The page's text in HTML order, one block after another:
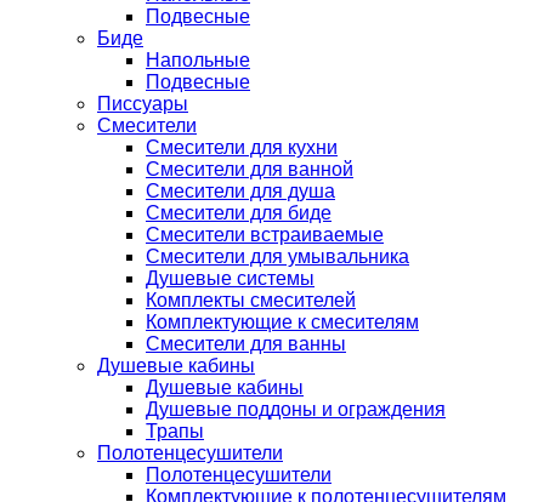
Подвесные
Биде
Напольные
Подвесные
Писсуары
Смесители
Смесители для кухни
Смесители для ванной
Смесители для душа
Смесители для биде
Смесители встраиваемые
Смесители для умывальника
Душевые системы
Комплекты смесителей
Комплектующие к смесителям
Смесители для ванны
Душевые кабины
Душевые кабины
Душевые поддоны и ограждения
Трапы
Полотенцесушители
Полотенцесушители
Комплектующие к полотенцесушителям